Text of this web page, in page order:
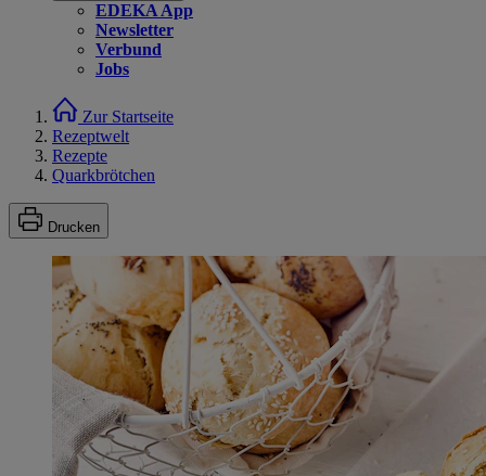
EDEKA App
Newsletter
Verbund
Jobs
Zur Startseite
Rezeptwelt
Rezepte
Quarkbrötchen
Drucken